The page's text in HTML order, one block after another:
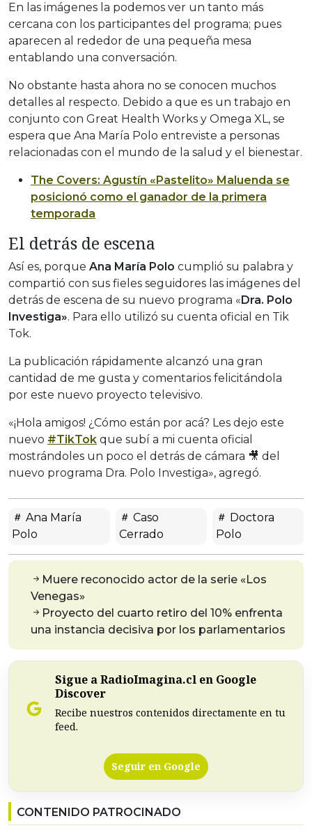
En las imágenes la podemos ver un tanto más
cercana con los participantes del programa; pues
aparecen al rededor de una pequeña mesa
entablando una conversación.
No obstante hasta ahora no se conocen muchos
detalles al respecto. Debido a que es un trabajo en
conjunto con Great Health Works y Omega XL, se
espera que Ana María Polo entreviste a personas
relacionadas con el mundo de la salud y el bienestar.
The Covers: Agustín «Pastelito» Maluenda se
posicionó como el ganador de la primera
temporada
El detrás de escena
Así es, porque Ana María Polo cumplió su palabra y
compartió con sus fieles seguidores las imágenes del
detrás de escena de su nuevo programa « Dra. Polo
Investiga». Para ello utilizó su cuenta oficial en Tik
Tok.
La publicación rápidamente alcanzó una gran
cantidad de me gusta y comentarios felicitándola
por este nuevo proyecto televisivo.
«¡Hola amigos! ¿Cómo están por acá? Les dejo este
nuevo #TikTok que subí a mi cuenta oficial
mostrándoles un poco el detrás de cámara 🎥 del
nuevo programa Dra. Polo Investiga», agregó.
Ana María
Polo
Caso
Cerrado
Doctora
Polo
Muere reconocido actor de la serie «Los
Venegas»
Proyecto del cuarto retiro del 10% enfrenta
una instancia decisiva por los parlamentarios
Sigue a RadioImagina.cl en Google
Discover
Recibe nuestros contenidos directamente en tu
feed.
Seguir en Google
CONTENIDO PATROCINADO